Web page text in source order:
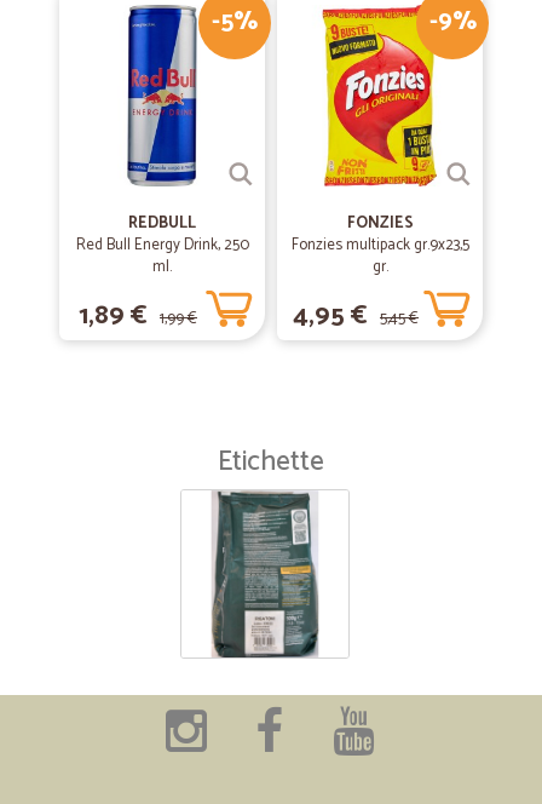
-5%
REDBULL
Red Bull Energy Drink, 250
ml.
1,89 € 1,99 €
-9%
FONZIES
Fonzies multipack gr.9x23,5
gr.
4,95 € 5,45 €
Etichette